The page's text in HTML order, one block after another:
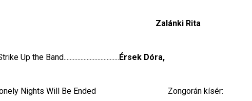
Zalánki Rita
Up the Band....................................Érsek Dóra,
Nights Will Be Ended                                   Zongorán kísér: